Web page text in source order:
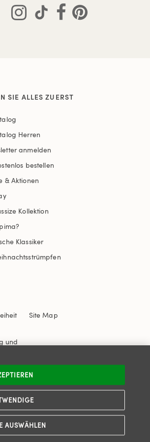
SIE ALLES ZUERST
Herren
anmelden
bestellen
& Aktionen
Kollektion
Klassiker
Site Map
und
AUSWÄHLEN